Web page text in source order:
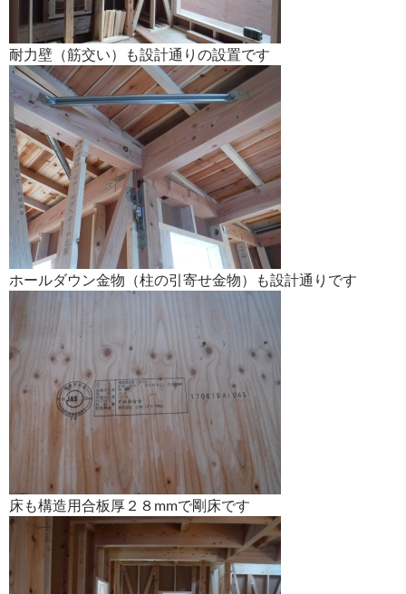
耐力壁（筋交い）も設計通りの設置です
ホールダウン金物（柱の引寄せ金物）も設計通りです
床も構造用合板厚２８mmで剛床です